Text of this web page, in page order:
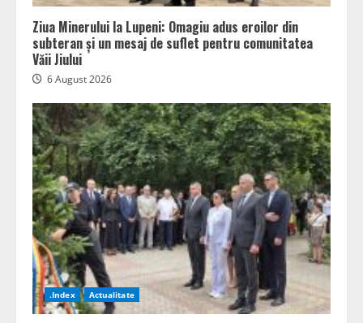
Ziua Minerului la Lupeni: Omagiu adus eroilor din
subteran și un mesaj de suflet pentru comunitatea
Văii Jiului
6 August 2026
.Index Actualitate